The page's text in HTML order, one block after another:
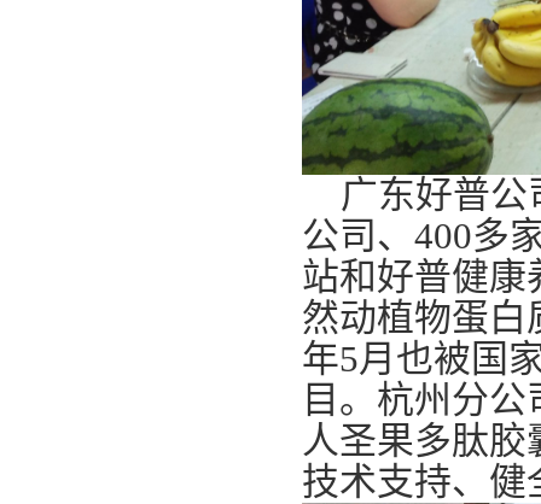
广东好普公
公司、400多
站和好普健康
然动植物蛋白
年5月也被国
目。杭州分
人圣果多肽
技术支持、健